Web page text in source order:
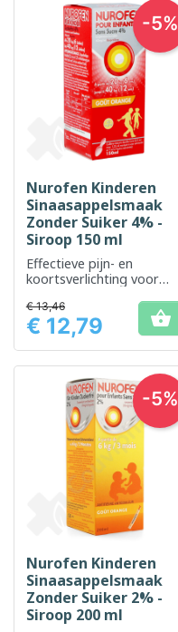
Nurofen Kinderen
Sinaasappelsmaak
Zonder Suiker 4% -
Siroop 150 ml
Effectieve pijn- en
koortsverlichting voor
aangename
sinaasappelsmaak
Prijs
€ 13,46
€ 12,79 
-5%
Nurofen Kinderen
Sinaasappelsmaak
Zonder Suiker 2% -
Siroop 200 ml
-5%